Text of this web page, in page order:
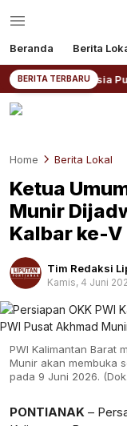
Beranda Berita
BERITA TERBARU
Indonesia Public
Home Berita Lokal
Ketua
Munir
Kalbar ke-
Tim Redaksi
Kamis, 4 Juni
PWI Kalimantan Barat
Munir akan membuka
pada 9 Juni 2026.
PONTIANAK –